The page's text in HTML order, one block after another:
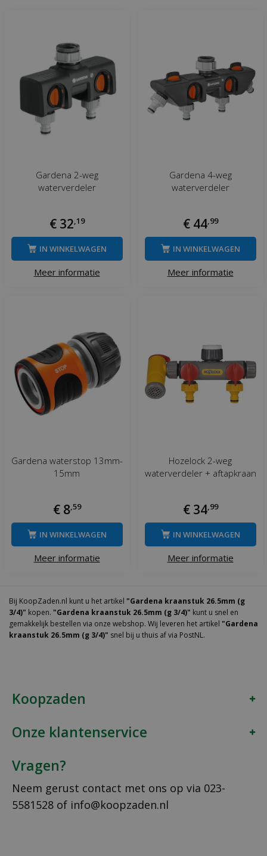
Gardena 2-weg
waterverdeler
€ 32,19
Meer informatie
IN WINKELWAGEN
Gardena 4-weg
waterverdeler
€ 44,99
Meer informatie
IN WINKELWAGEN
Gardena waterstop 13mm-
15mm
€ 8,59
Meer informatie
IN WINKELWAGEN
Hozelock 2-weg
waterverdeler + aftapkraan
€ 34,99
Meer informatie
IN WINKELWAGEN
Bij KoopZaden.nl kunt u het artikel "Gardena kraanstuk 26.5mm (g
3/4)" kopen. "Gardena kraanstuk 26.5mm (g 3/4)" kunt u snel en
gemakkelijk bestellen via onze webshop. Wij leveren het artikel "Gardena
kraanstuk 26.5mm (g 3/4)" snel bij u thuis af via PostNL.
Koopzaden
Onze klantenservice
Vragen?
Neem gerust contact met ons op via 023-
5581528 of info@koopzaden.nl